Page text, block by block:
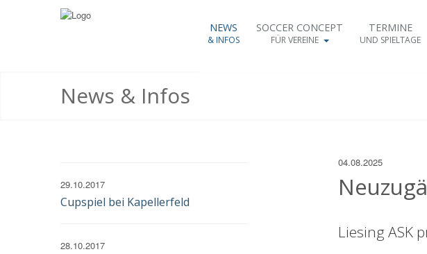
NEWS
& INFOS
SOCCER CONCEPT
FÜR VEREINE
TERMINE
UND SPIELTAGE
News & Infos
29.10.2017
Cupspiel bei Kapellerfeld
28.10.2017
04.08.2025
Liesing ASK